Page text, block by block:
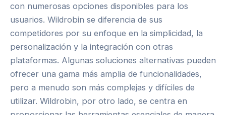
con numerosas opciones disponibles para los
usuarios. Wildrobin se diferencia de sus
competidores por su enfoque en la simplicidad, la
personalización y la integración con otras
plataformas. Algunas soluciones alternativas pueden
ofrecer una gama más amplia de funcionalidades,
pero a menudo son más complejas y difíciles de
utilizar. Wildrobin, por otro lado, se centra en